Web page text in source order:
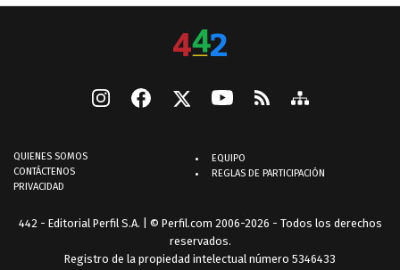
QUIENES SOMOS
CONTÁCTENOS
PRIVACIDAD
EQUIPO
REGLAS DE PARTICIPACIÓN
442 - Editorial Perfil S.A. | © Perfil.com 2006-2026 - Todos los derechos
reservados.
Registro de la propiedad intelectual número 5346433